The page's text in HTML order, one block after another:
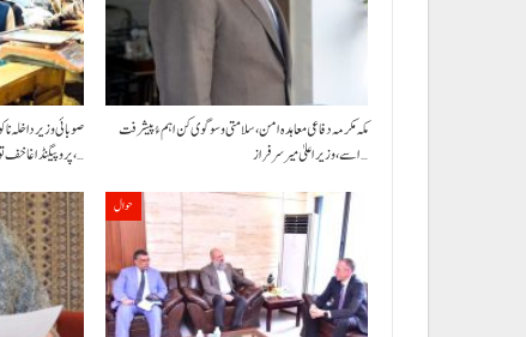
صوبائی وزیر داخلہ
پروپیگنڈا غا خف توروک مفس،…
مکہ مکرمہ دفاعی معاہدہ امن، سلامتی و سوگوی کن اہم ءُ پیشرفت
اسے،وزیراعلیٰ میر سرفراز…
حوال